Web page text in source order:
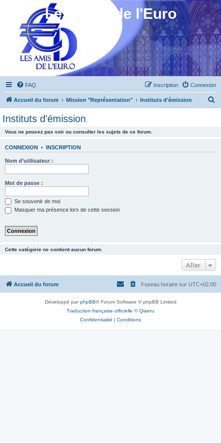
Les Amis de l'Euro
FAQ Connexion
Inscription
Accueil du forum Mission "Représentation" Instituts d'émission
Instituts d'émission
Vous ne pouvez pas voir ou consulter les sujets de ce forum.
CONNEXION • INSCRIPTION
Nom d’utilisateur :
Mot de passe :
Se souvenir de moi
Masquer ma présence lors de cette session
Cette catégorie ne contient aucun forum.
Aller
Accueil du forum Fuseau horaire sur UTC+02:00
Développé parphpBB® Forum Software © phpBB Limited
Traduction française officielle ©Qiaeru
Confidentialité | Conditions